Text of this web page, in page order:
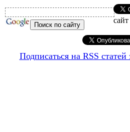
сайт
Подписаться на RSS статей